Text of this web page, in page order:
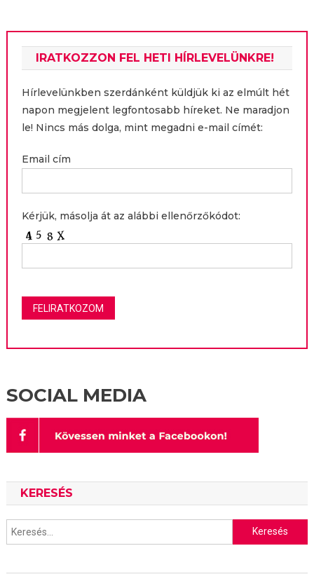
IRATKOZZON FEL HETI HÍRLEVELÜNKRE!
Hírlevelünkben szerdánként küldjük ki az elmúlt hét
napon megjelent legfontosabb híreket. Ne maradjon
le! Nincs más dolga, mint megadni e-mail címét:
Email cím
Kérjük, másolja át az alábbi ellenőrzőkódot:
SOCIAL MEDIA
KERESÉS
Keresés: